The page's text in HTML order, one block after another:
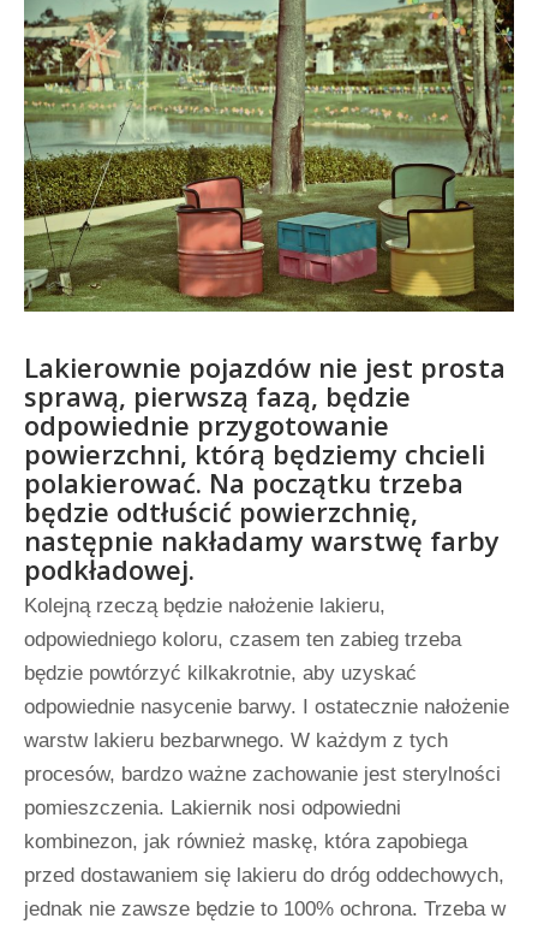
Lakierownie pojazdów nie jest prosta
sprawą, pierwszą fazą, będzie
odpowiednie przygotowanie
powierzchni, którą będziemy chcieli
polakierować. Na początku trzeba
będzie odtłuścić powierzchnię,
następnie nakładamy warstwę farby
podkładowej.
Kolejną rzeczą będzie nałożenie lakieru,
odpowiedniego koloru, czasem ten zabieg trzeba
będzie powtórzyć kilkakrotnie, aby uzyskać
odpowiednie nasycenie barwy. I ostatecznie nałożenie
warstw lakieru bezbarwnego. W każdym z tych
procesów, bardzo ważne zachowanie jest sterylności
pomieszczenia. Lakiernik nosi odpowiedni
kombinezon, jak również maskę, która zapobiega
przed dostawaniem się lakieru do dróg oddechowych,
jednak nie zawsze będzie to 100% ochrona. Trzeba w